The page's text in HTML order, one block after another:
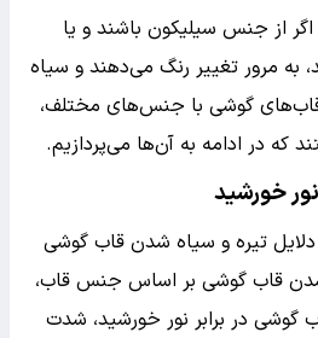
از جنس سیلیکون باشند و یا
به مرور تغییر رنگ می‌دهند و سیاه
گوشی با جنس‌های مختلف،
که در ادامه به آن‌ها می‌پردازیم.
خورشید
دلایل تیره و سیاه شدن قاب گوشی
قاب گوشی بر اساس جنس قاب،
گوشی در برابر نور خورشید، شدت